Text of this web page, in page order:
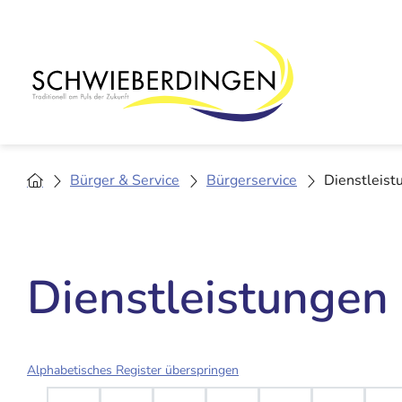
Bürger & Service Bürgerservice
Dienstleistungen
Alphabetisches Register überspringen